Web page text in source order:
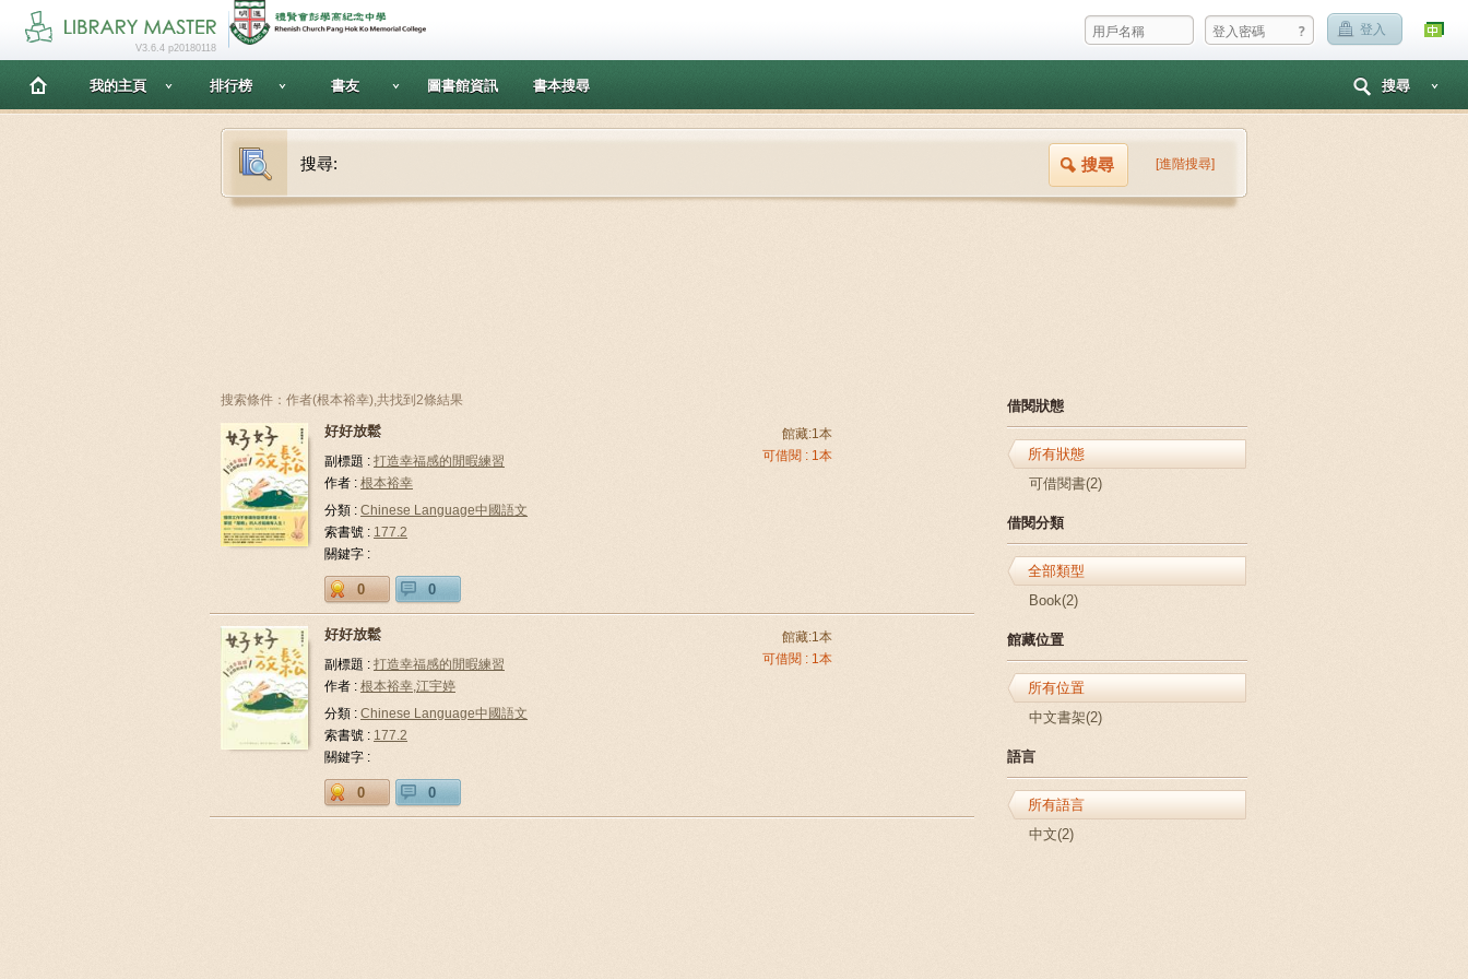
? 登入
V3.6.4 p20180118
我的主頁 排行榜 書友 圖書館資訊 書本搜尋 搜尋
搜尋: 搜尋 [進階搜尋]
搜索條件：作者(根本裕幸),共找到2條結果
好好放鬆
副標題 : 打造幸福感的閒暇練習
作者 : 根本裕幸
分類 : Chinese Language中國語文
索書號 : 177.2
關鍵字 :
0 0
館藏:1本
可借閱 : 1本
好好放鬆
副標題 : 打造幸福感的閒暇練習
作者 : 根本裕幸,江宇婷
分類 : Chinese Language中國語文
索書號 : 177.2
關鍵字 :
0 0
館藏:1本
可借閱 : 1本
借閱狀態
所有狀態
可借閱書(2)
借閱分類
全部類型
Book(2)
館藏位置
所有位置
中文書架(2)
語言
所有語言
中文(2)